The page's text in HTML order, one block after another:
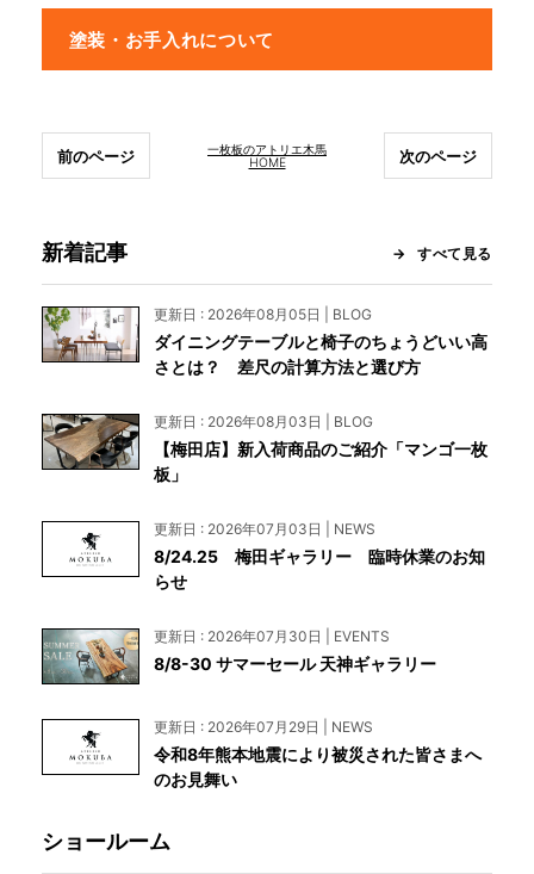
塗装・お手入れについて
一枚板のアトリエ木馬
HOME
前のページ 次のページ
新着記事 すべて見る
更新日 : 2026年08月05日 | BLOG
ダイニングテーブルと椅子のちょうどいい高
さとは？ 差尺の計算方法と選び方
更新日 : 2026年08月03日 | BLOG
【梅田店】新入荷商品のご紹介「マンゴ一枚
板」
更新日 : 2026年07月03日 | NEWS
8/24.25 梅田ギャラリー 臨時休業のお知
らせ
更新日 : 2026年07月30日 | EVENTS
8/8-30 サマーセール 天神ギャラリー
更新日 : 2026年07月29日 | NEWS
令和8年熊本地震により被災された皆さまへ
のお見舞い
ショールーム